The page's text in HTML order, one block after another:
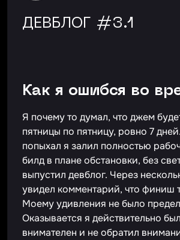
ДЕВБЛОГ #3.1
Как я ошибся во
Я почему то думал, что джем
пятницы по пятницу, ровно 7
попыхал я залил полностью
билд в плане обстановки, без
выпустил девблог. Через
увидел комментарий, что финиш
Моему удивления не было
Оказывается я действительно
внимателен и не обратил